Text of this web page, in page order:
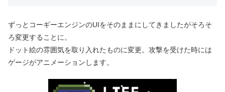
ずっとコーギーエンジンのUIをそのままにしてきましたがそろそ
ろ変更することに。
ドット絵の雰囲気を取り入れたものに変更。攻撃を受けた時には
ゲージがアニメーションします。